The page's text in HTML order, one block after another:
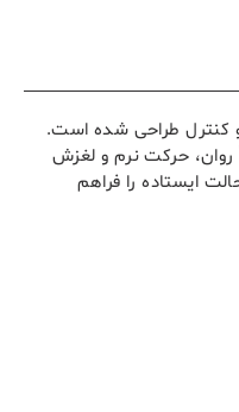
کنترل طراحی شده است.
۳۶۰ درجه کاملاً روان، حرکت نرم و لغزش
ایستاده را فراهم